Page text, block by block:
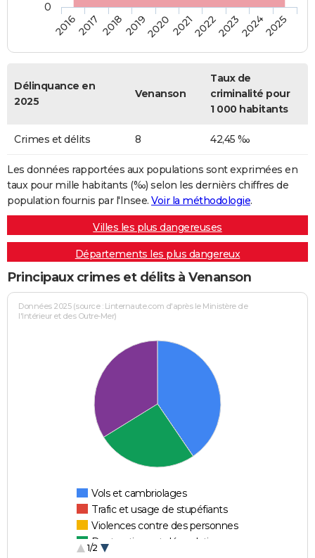
20162017 20182019202020212022202320242025
0
Délinquance en
2025
Venanson
Taux de
criminalité pour
1 000 habitants
Crimes et délits 8 42,45 ‰
Les données rapportées aux populations sont exprimées en
taux pour mille habitants (‰) selon les dernièrs chiffres de
population fournis par l'Insee. Voir la méthodologie.
Villes les plus dangereuses
Départements les plus dangereux
Principaux crimes et délits à Venanson
Données 2025 (source : Linternaute.com d'après le Ministère de
l'Intérieur et des Outre-Mer)
Vols et cambriolages
Trafic et usage de stupéfiants
Violences contre des personnes
Destructions et dégradations
1/2